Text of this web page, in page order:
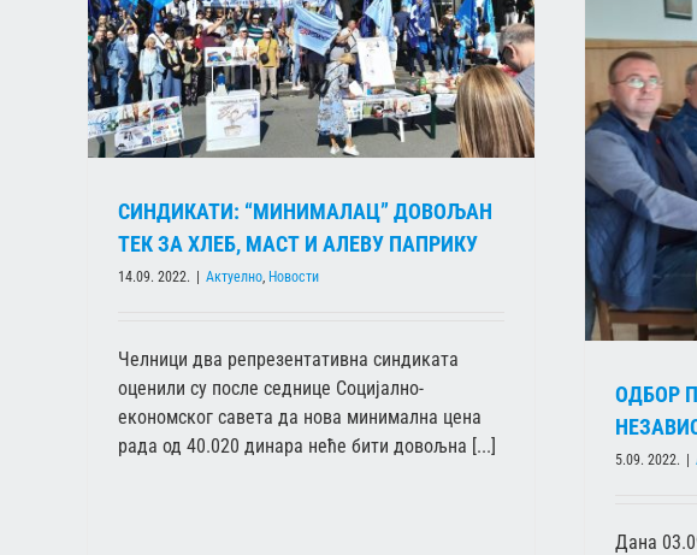
СИНДИКАТИ: “МИНИМАЛАЦ” ДОВОЉАН
ТЕК ЗА ХЛЕБ, МАСТ И АЛЕВУ ПАПРИКУ
14.09. 2022. Актуелно, Новости
Челници два репрезентативна синдиката
оценили су после седнице Социјално-
економског савета да нова минимална цена
рада од 40.020 динара неће бити довољна [...]
ОДБОР ПОВЕРЕНИКА ГСПРС НЕЗАВИСНОСТ ШУ
ЛЕСКОВАЦ
ОДБОР
5.09. 2022. |
Дана